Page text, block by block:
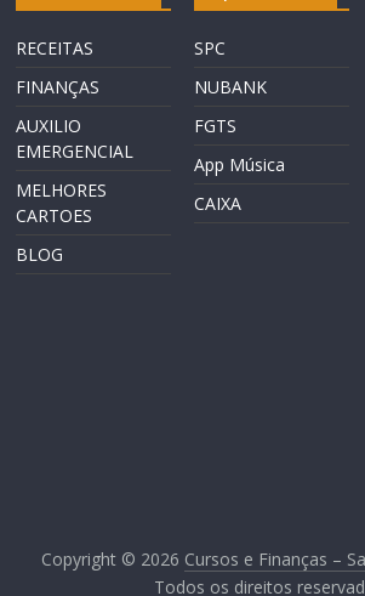
RECEITAS
FINANÇAS
AUXILIO
EMERGENCIAL
MELHORES
CARTOES
BLOG
SPC
NUBANK
FGTS
App Música
CAIXA
Copyright © 2026 Cursos e Finanças –
Todos os direitos